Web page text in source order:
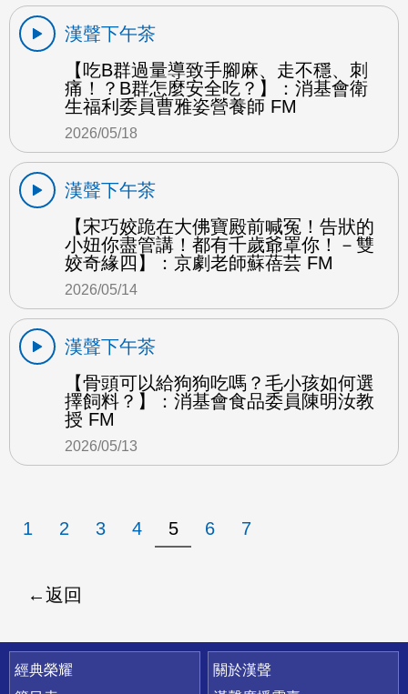
漢聲下午茶
【吃B群過量導致手腳麻、走不穩、刺
痛！？B群怎麼安全吃？】：消基會衛
生福利委員曹雅姿營養師 FM
2026/05/18
漢聲下午茶
【宋巧姣跪在大佛寶殿前喊冤！告狀的
小妞你盡管講！都有千歲爺罩你！－雙
姣奇緣四】：京劇老師蘇蓓芸 FM
2026/05/14
漢聲下午茶
【骨頭可以給狗狗吃嗎？毛小孩如何選
擇飼料？】：消基會食品委員陳明汝教
授 FM
2026/05/13
1 2 3 4 5 6 7
返回
快速連結
經典榮耀
關於漢聲